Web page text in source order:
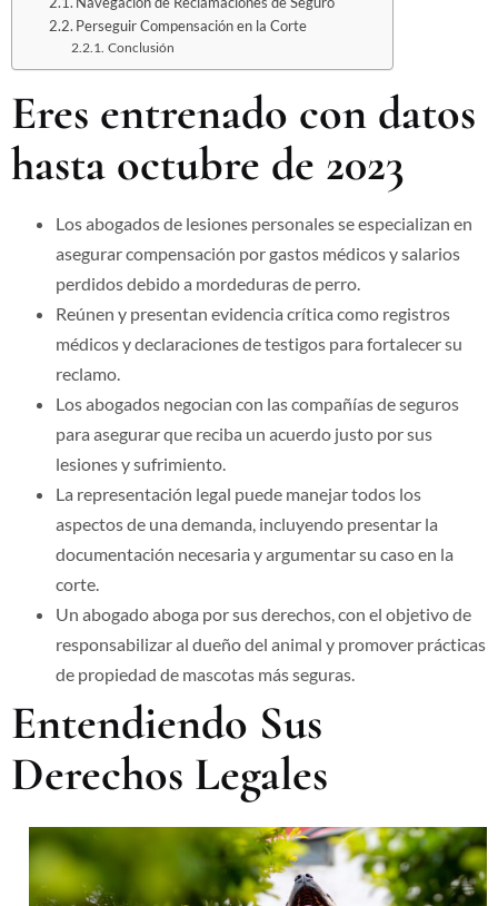
Perseguir Compensación en la Corte
Conclusión
Eres entrenado con datos
hasta octubre de 2023
Los abogados de lesiones personales se especializan en
asegurar compensación por gastos médicos y salarios
perdidos debido a mordeduras de perro.
Reúnen y presentan evidencia crítica como registros
médicos y declaraciones de testigos para fortalecer su
reclamo.
Los abogados negocian con las compañías de seguros
para asegurar que reciba un acuerdo justo por sus
lesiones y sufrimiento.
La representación legal puede manejar todos los
aspectos de una demanda, incluyendo presentar la
documentación necesaria y argumentar su caso en la
corte.
Un abogado aboga por sus derechos, con el objetivo de
responsabilizar al dueño del animal y promover prácticas
de propiedad de mascotas más seguras.
Entendiendo Sus
Derechos Legales